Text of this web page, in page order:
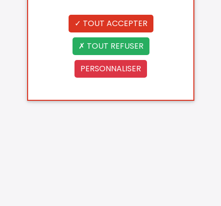
TOUT ACCEPTER
TOUT REFUSER
PERSONNALISER